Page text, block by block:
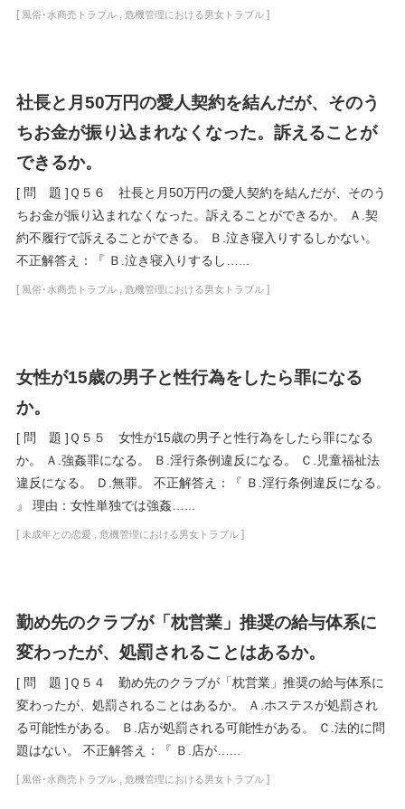
[ 風俗･水商売トラブル, 危機管理における男女トラブル]
社長と月50万円の愛人契約を結んだが、そのう
ちお金が振り込まれなくなった。訴えることが
できるか。
[ 問 題 ]Ｑ５６ 社長と月50万円の愛人契約を結んだが、そのう
ちお金が振り込まれなくなった。訴えることができるか。 Ａ.契
約不履行で訴えることができる。 Ｂ.泣き寝入りするしかない。
不正解答え：『 Ｂ.泣き寝入りするし…...
[ 風俗･水商売トラブル, 危機管理における男女トラブル]
女性が15歳の男子と性行為をしたら罪になる
か。
[ 問 題 ]Ｑ５５ 女性が15歳の男子と性行為をしたら罪になる
か。 Ａ.強姦罪になる。 Ｂ.淫行条例違反になる。 Ｃ.児童福祉法
違反になる。 Ｄ.無罪。 不正解答え：『 Ｂ.淫行条例違反になる。
』 理由：女性単独では強姦…...
[ 未成年との恋愛, 危機管理における男女トラブル]
勤め先のクラブが「枕営業」推奨の給与体系に
変わったが、処罰されることはあるか。
[ 問 題 ]Ｑ５４ 勤め先のクラブが「枕営業」推奨の給与体系に
変わったが、処罰されることはあるか。 Ａ.ホステスが処罰され
る可能性がある。 Ｂ.店が処罰される可能性がある。 Ｃ.法的に問
題はない。 不正解答え：『 Ｂ.店が…...
[ 風俗･水商売トラブル, 危機管理における男女トラブル]